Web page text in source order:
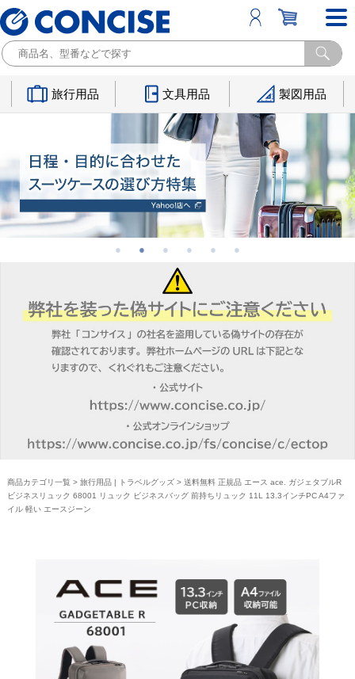
旅行用品 文具用品 製図用品
商品カテゴリ一覧 > 旅行用品 | トラベルグッズ> 送料無料 正規品 エース ace. ガジェタブルR
ビジネスリュック 68001 リュック ビジネスバッグ 前持ちリュック 11L 13.3インチPC A4ファ
イル 軽い エースジーン